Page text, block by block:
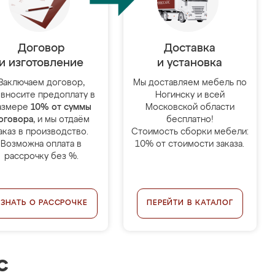
Договор
изготовление
договор,
предоплату в
10% от суммы
, и мы отдаём
в производство.
Возможна оплата в
рассрочку без %.
О РАССРОЧКЕ
Доставка
и установка
Мы доставляем мебель по
Ногинску и всей
Московской области
бесплатно!
Стоимость сборки мебели:
10% от стоимости заказа.
ПЕРЕЙТИ В КАТАЛОГ